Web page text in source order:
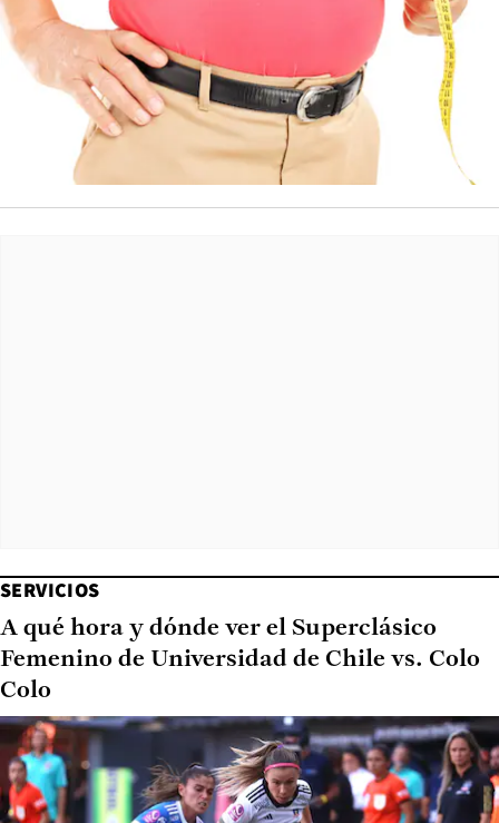
SERVICIOS
A qué hora y dónde ver el Superclásico
Femenino de Universidad de Chile vs. Colo
Colo